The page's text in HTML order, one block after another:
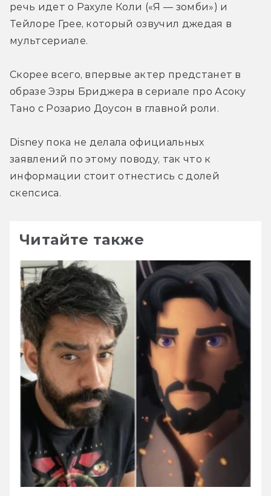
речь идет о Рахуле Коли («Я — зомби») и
Тейлоре Грее, который озвучил джедая в
мультсериале.
Скорее всего, впервые актер предстанет в
образе Эзры Бриджера в сериале про Асоку
Тано с Розарио Доусон в главной роли.
Disney пока не делала официальных
заявлений по этому поводу, так что к
информации стоит отнестись с долей
скепсиса.
Читайте также